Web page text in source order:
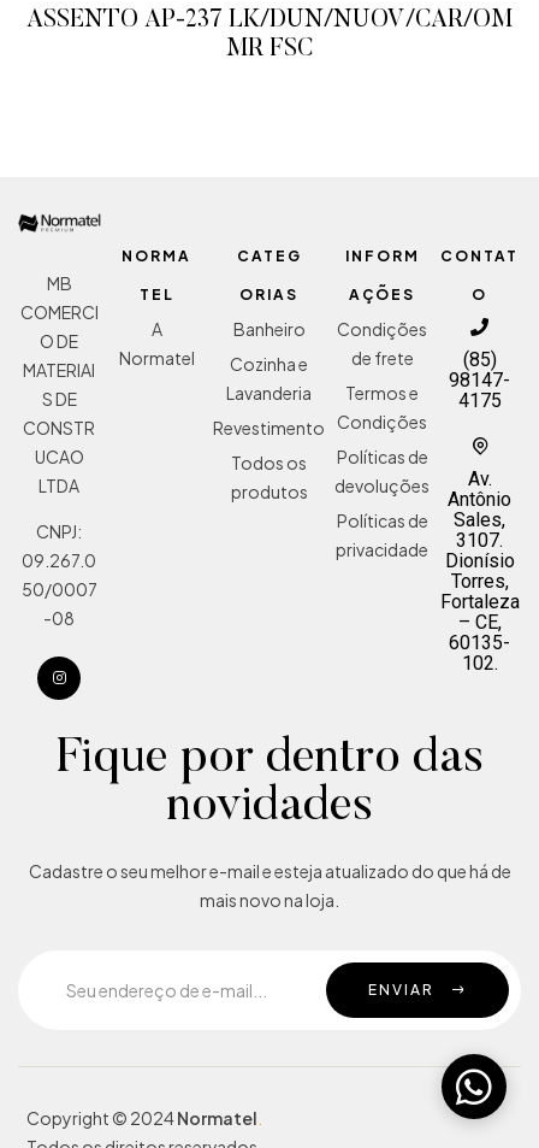
ASSENTO AP-237 LK/DUN/NUOV/CAR/OM
MR FSC
MB
COMERCI
O DE
MATERIAI
S DE
CONSTR
UCAO
LTDA
CNPJ:
09.267.0
50/0007
-08
NORMA
TEL
A
Normatel
CATEG
ORIAS
Banheiro
Cozinha e
Lavanderia
Revestimento
Todos os
produtos
INFORM
AÇÕES
Condições
de frete
Termos e
Condições
Políticas de
devoluções
Políticas de
privacidade
CONTAT
O
(85)
98147-
4175
Av.
Antônio
Sales,
3107.
Dionísio
Torres,
Fortaleza
– CE,
60135-
102.
Fique por dentro das
novidades
Cadastre o seu melhor e-mail e esteja atualizado do que há de
mais novo na loja.
ENVIAR
Copyright © 2024Normatel